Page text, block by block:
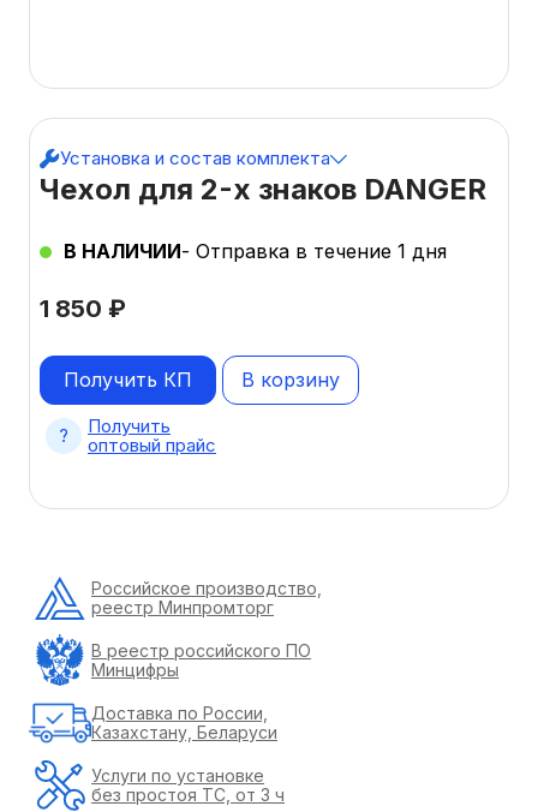
Чехол для 2-х знаков DANGER
1 850 ₽
В НАЛИЧИИ- Отправка в течение 1 дня
Установка и состав комплекта
В корзину
Получить КП
Получить
оптовый прайс
Российское производство,
реестр Минпромторг
В реестр российского ПО
Минцифры
Доставка по России,
Казахстану, Беларуси
Услуги по установке
без простоя ТС, от 3 ч